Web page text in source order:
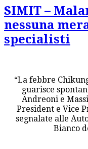
SIMIT –
nessuna
specialisti
“La febbre
guarisce
Andreoni e
President e Vice
segnalate alle
Bianco